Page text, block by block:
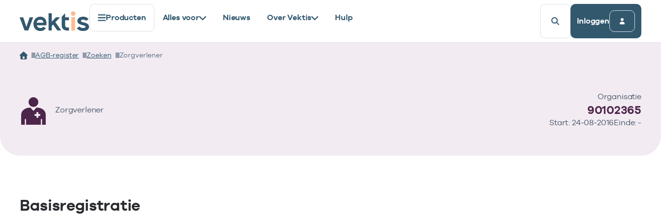
Producten Alles voor Nieuws Over Vektis Hulp Inloggen
AGB-register Zoeken Zorgverlener
Zorgverlener
Organisatie
90102365
Start: 24-08-2016Einde: -
Basisregistratie